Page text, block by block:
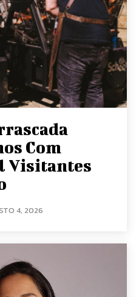
Com
Visitantes
4, 2026